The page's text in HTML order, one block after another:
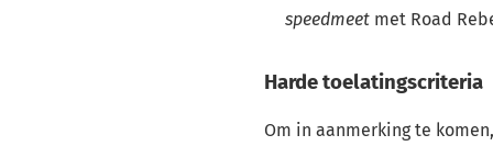
speedmeet met Road
Harde toelatingscriteria
Om in aanmerking te